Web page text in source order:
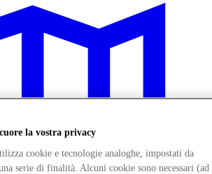
la vostra privacy
cookie e tecnologie analoghe, impostati da
serie di finalità. Alcuni cookie sono necessari (ad